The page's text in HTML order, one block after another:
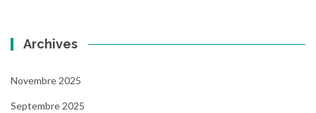
Archives
Novembre 2025
Septembre 2025